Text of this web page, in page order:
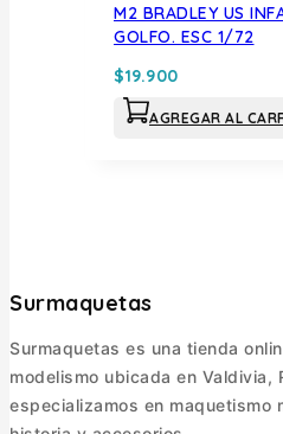
M2 BRADLEY US
GOLFO. ESC 1/72
$19.900
AGREGAR AL
Surmaquetas
Surmaquetas es una tienda
modelismo ubicada en Valdivia,
especializamos en maquetismo